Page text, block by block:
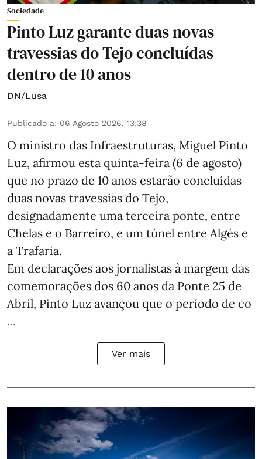
Sociedade
Pinto Luz garante duas novas
travessias do Tejo concluídas
dentro de 10 anos
DN/Lusa
Publicado a: 06 Agosto 2026, 13:38
O ministro das Infraestruturas, Miguel Pinto
Luz, afirmou esta quinta-feira (6 de agosto)
que no prazo de 10 anos estarão concluídas
duas novas travessias do Tejo,
designadamente uma terceira ponte, entre
Chelas e o Barreiro, e um túnel entre Algés e
a Trafaria.
Em declarações aos jornalistas à margem das
comemorações dos 60 anos da Ponte 25 de
Abril, Pinto Luz avançou que o período de co
...
Ver mais